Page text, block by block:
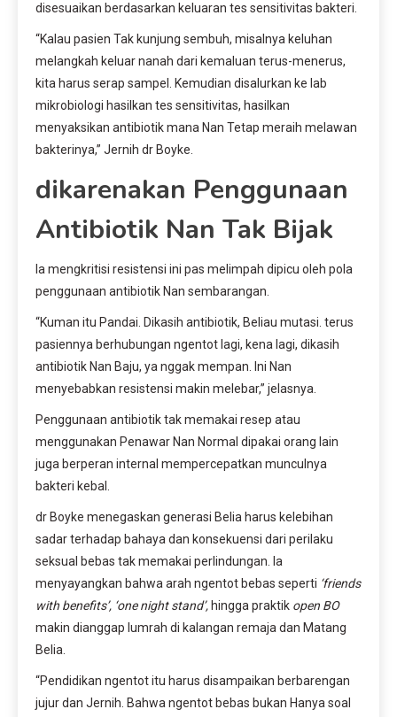
disesuaikan berdasarkan keluaran tes sensitivitas bakteri.
“Kalau pasien Tak kunjung sembuh, misalnya keluhan
melangkah keluar nanah dari kemaluan terus-menerus,
kita harus serap sampel. Kemudian disalurkan ke lab
mikrobiologi hasilkan tes sensitivitas, hasilkan
menyaksikan antibiotik mana Nan Tetap meraih melawan
bakterinya,” Jernih dr Boyke.
dikarenakan Penggunaan
Antibiotik Nan Tak Bijak
Ia mengkritisi resistensi ini pas melimpah dipicu oleh pola
penggunaan antibiotik Nan sembarangan.
“Kuman itu Pandai. Dikasih antibiotik, Beliau mutasi. terus
pasiennya berhubungan ngentot lagi, kena lagi, dikasih
antibiotik Nan Baju, ya nggak mempan. Ini Nan
menyebabkan resistensi makin melebar,” jelasnya.
Penggunaan antibiotik tak memakai resep atau
menggunakan Penawar Nan Normal dipakai orang lain
juga berperan internal mempercepatkan munculnya
bakteri kebal.
dr Boyke menegaskan generasi Belia harus kelebihan
sadar terhadap bahaya dan konsekuensi dari perilaku
seksual bebas tak memakai perlindungan. Ia
menyayangkan bahwa arah ngentot bebas seperti ‘friends
with benefits’, ‘one night stand’, hingga praktik open BO
makin dianggap lumrah di kalangan remaja dan Matang
Belia.
“Pendidikan ngentot itu harus disampaikan berbarengan
jujur dan Jernih. Bahwa ngentot bebas bukan Hanya soal